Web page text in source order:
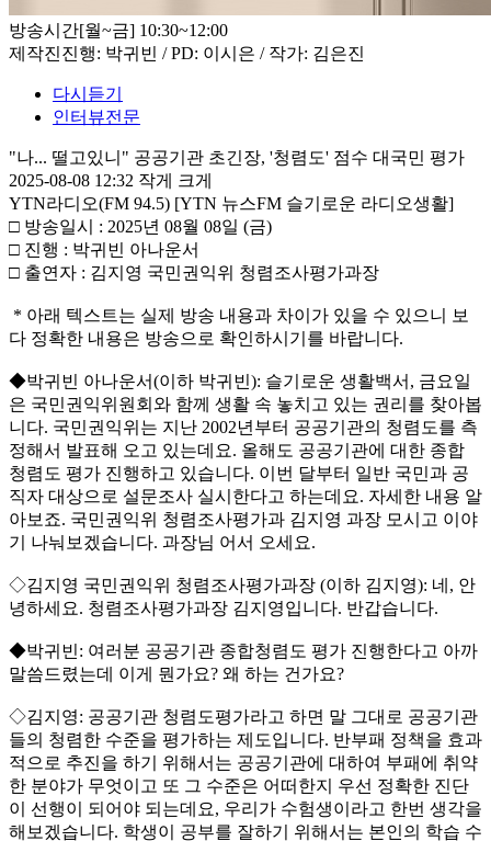
방송시간[월~금] 10:30~12:00
제작진진행: 박귀빈 / PD: 이시은 / 작가: 김은진
다시듣기
인터뷰전문
"나... 떨고있니" 공공기관 초긴장, '청렴도' 점수 대국민 평가
2025-08-08 12:32 작게
크게
YTN라디오(FM 94.5) [YTN 뉴스FM 슬기로운 라디오생활]
□ 방송일시 : 2025년 08월 08일 (금)
□ 진행 : 박귀빈 아나운서
□ 출연자 : 김지영 국민권익위 청렴조사평가과장
* 아래 텍스트는 실제 방송 내용과 차이가 있을 수 있으니 보
다 정확한 내용은 방송으로 확인하시기를 바랍니다.
◆박귀빈 아나운서(이하 박귀빈): 슬기로운 생활백서, 금요일
은 국민권익위원회와 함께 생활 속 놓치고 있는 권리를 찾아봅
니다. 국민권익위는 지난 2002년부터 공공기관의 청렴도를 측
정해서 발표해 오고 있는데요. 올해도 공공기관에 대한 종합
청렴도 평가 진행하고 있습니다. 이번 달부터 일반 국민과 공
직자 대상으로 설문조사 실시한다고 하는데요. 자세한 내용 알
아보죠. 국민권익위 청렴조사평가과 김지영 과장 모시고 이야
기 나눠보겠습니다. 과장님 어서 오세요.
◇김지영 국민권익위 청렴조사평가과장 (이하 김지영): 네, 안
녕하세요. 청렴조사평가과장 김지영입니다. 반갑습니다.
◆박귀빈: 여러분 공공기관 종합청렴도 평가 진행한다고 아까
말씀드렸는데 이게 뭔가요? 왜 하는 건가요?
◇김지영: 공공기관 청렴도평가라고 하면 말 그대로 공공기관
들의 청렴한 수준을 평가하는 제도입니다. 반부패 정책을 효과
적으로 추진을 하기 위해서는 공공기관에 대하여 부패에 취약
한 분야가 무엇이고 또 그 수준은 어떠한지 우선 정확한 진단
이 선행이 되어야 되는데요, 우리가 수험생이라고 한번 생각을
해보겠습니다. 학생이 공부를 잘하기 위해서는 본인의 학습 수